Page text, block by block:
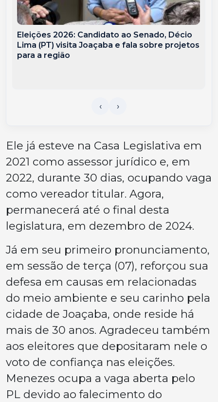
Eleições 2026: Candidato ao Senado, Décio
Lima (PT) visita Joaçaba e fala sobre projetos
para a região
Ele já esteve na Casa Legislativa em
2021 como assessor jurídico e, em
2022, durante 30 dias, ocupando vaga
como vereador titular. Agora,
permanecerá até o final desta
legislatura, em dezembro de 2024.
Já em seu primeiro pronunciamento,
em sessão de terça (07), reforçou sua
defesa em causas em relacionadas
do meio ambiente e seu carinho pela
cidade de Joaçaba, onde reside há
mais de 30 anos. Agradeceu também
aos eleitores que depositaram nele o
voto de confiança nas eleições.
Menezes ocupa a vaga aberta pelo
PL devido ao falecimento do